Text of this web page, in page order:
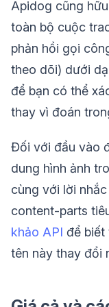
Apidog cũng
toàn bộ cuộc
phản hồi gọi
theo dõi) dưới
để bạn có thể
thay vì đoán
Đối với đầu vào
dung hình ảnh
cùng với lời
content-parts
khảo API để biết
tên này thay đổi